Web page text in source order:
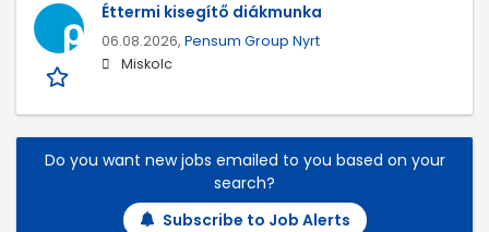
Éttermi kisegítő diákmunka
06.08.2026, Pensum Group Nyrt
Miskolc
Do you want new jobs emailed to you based on your
search?
Subscribe to Job Alerts